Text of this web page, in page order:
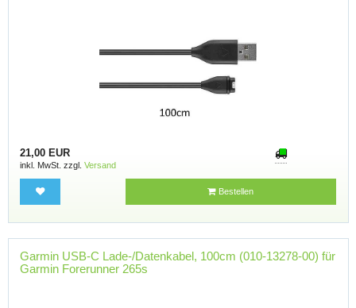
21,00 EUR
inkl. MwSt. zzgl. Versand
Bestellen
Garmin USB-C Lade-/Datenkabel, 100cm (010-13278-00) für
Garmin Forerunner 265s